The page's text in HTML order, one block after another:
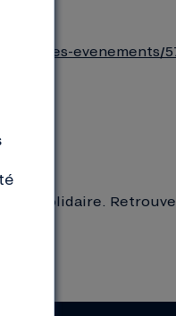
evenements/
et solidaire.